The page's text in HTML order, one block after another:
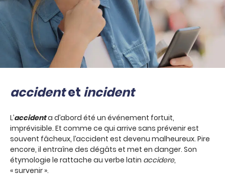
accidentet incident
L’accidenta d’abord été un événement fortuit,
imprévisible. Et comme ce qui arrive sans prévenir est
souvent fâcheux, l’accident est devenu malheureux. Pire
encore, il entraîne des dégâts et met en danger. Son
étymologie le rattache au verbe latin accidere,
« survenir ».